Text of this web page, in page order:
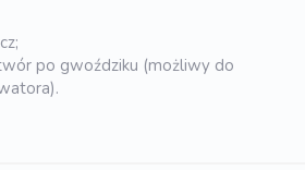
po gwoździku (możliwy do